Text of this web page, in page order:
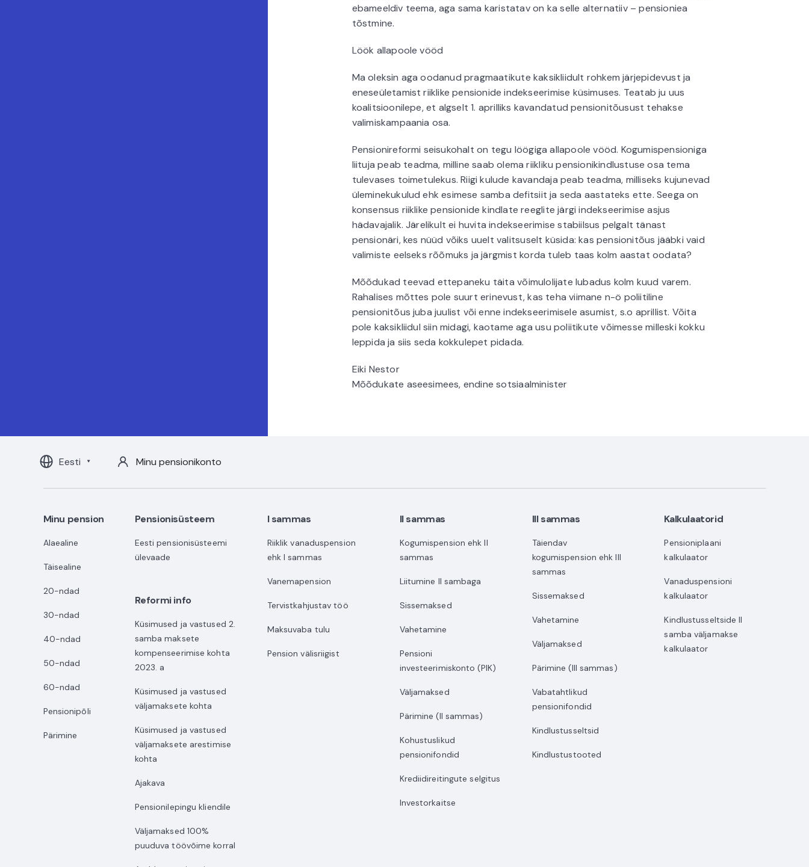
ebameeldiv teema, aga sama karistatav on ka selle alternatiiv – pensioniea
tõstmine.
Löök allapoole vööd
Ma oleksin aga oodanud pragmaatikute kaksikliidult rohkem järjepidevust ja
eneseületamist riiklike pensionide indekseerimise küsimuses. Teatab ju uus
koalitsioonilepe, et algselt 1. aprilliks kavandatud pensionitõusust tehakse
valimiskampaania osa.
Pensionireformi seisukohalt on tegu löögiga allapoole vööd. Kogumispensioniga
liituja peab teadma, milline saab olema riikliku pensionikindlustuse osa tema
tulevases toimetulekus. Riigi kulude kavandaja peab teadma, milliseks kujunevad
üleminekukulud ehk esimese samba defitsiit ja seda aastateks ette. Seega on
konsensus riiklike pensionide kindlate reeglite järgi indekseerimise asjus
hädavajalik. Järelikult ei huvita indekseerimise stabiilsus pelgalt tänast
pensionäri, kes nüüd võiks uuelt valitsuselt küsida: kas pensionitõus jääbki vaid
valimiste eelseks rõõmuks ja järgmist korda tuleb taas kolm aastat oodata?
Mõõdukad teevad ettepaneku täita võimulolijate lubadus kolm kuud varem.
Rahalises mõttes pole suurt erinevust, kas teha viimane n-ö poliitiline
pensionitõus juba juulist või enne indekseerimisele asumist, s.o aprillist. Võita
pole kaksikliidul siin midagi, kaotame aga usu poliitikute võimesse milleski kokku
leppida ja siis seda kokkulepet pidada.
Eiki Nestor
Mõõdukate aseesimees, endine sotsiaalminister
Eesti Minu pensionikonto
Minu pension
Alaealine
Täisealine
20-ndad
30-ndad
40-ndad
50-ndad
60-ndad
Pensionipõli
Pärimine
Pensionisüsteem
Eesti pensionisüsteemi
ülevaade
Reformi info
Küsimused ja vastused 2.
samba maksete
kompenseerimise kohta
2023. a
Küsimused ja vastused
väljamaksete kohta
Küsimused ja vastused
väljamaksete arestimise
kohta
Ajakava
Pensionilepingu kliendile
Väljamaksed 100%
puuduva töövõime korral
I sammas
Riiklik vanaduspension
ehk I sammas
Vanemapension
Tervistkahjustav töö
Maksuvaba tulu
Pension välisriigist
II sammas
Kogumispension ehk II
sammas
Liitumine II sambaga
Sissemaksed
Vahetamine
Pensioni
investeerimiskonto (PIK)
Väljamaksed
Pärimine (II sammas)
Kohustuslikud
pensionifondid
Krediidireitingute selgitus
Investorkaitse
III sammas
Täiendav
kogumispension ehk III
sammas
Sissemaksed
Vahetamine
Väljamaksed
Pärimine (III sammas)
Vabatahtlikud
pensionifondid
Kindlustusseltsid
Kindlustustooted
Kalkulaatorid
Pensioniplaani
kalkulaator
Vanaduspensioni
kalkulaator
Kindlustusseltside II
samba väljamakse
kalkulaator